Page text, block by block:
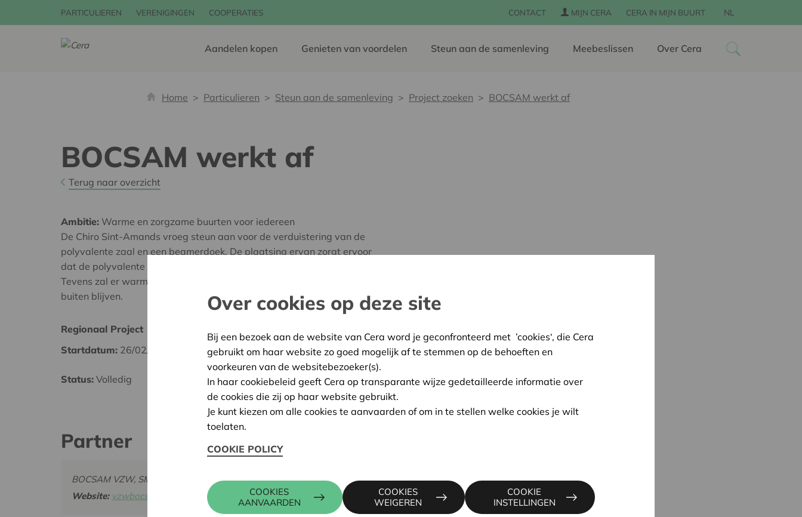
PARTICULIEREN VERENIGINGEN COOPERATIES CONTACT MIJN CERA CERA IN MIJN BUURT NL
Aandelen kopen Genieten van voordelen Steun aan de samenleving Meebeslissen Over Cera
Home Particulieren Steun aan de samenleving Project zoeken BOCSAM werkt af
BOCSAM werkt af
Terug naar overzicht
Ambitie: Warme en zorgzame buurten voor iedereen
De Chiro Sint-Amands vroeg steun aan voor de verduistering van de
polyvalente zaal en een beamerdoek. De plaatsing ervan zorgt ervoor
dat de polyvalente zaal veilig en efficiënt zal kunnen worden gebruikt.
Tevens zal er warmtewinst in de winter zijn en in de zomer zal de warmte
buiten blijven.
Regionaal Project
Startdatum: 26/02/2025
Status: Volledig
Datum:26/02/2025
Beslissing:Goedgekeurd
Partner
BOCSAM VZW, SMISSEN 2 C, 2980 ZOERSEL
Website: vzwbocsam.weebly.com/contact.html
KRIS DEBRUYNE
016 27 96 74
kris.debruyne@cera.coop
Over cookies op deze site
Bij een bezoek aan de website van Cera word je geconfronteerd met ’cookies‘, die Cera
gebruikt om haar website zo goed mogelijk af te stemmen op de behoeften en
voorkeuren van de websitebezoeker(s).
In haar cookiebeleid geeft Cera op transparante wijze gedetailleerde informatie over
de cookies die zij op haar website gebruikt.
Je kunt kiezen om alle cookies te aanvaarden of om in te stellen welke cookies je wilt
toelaten.
COOKIE POLICY
COOKIES
AANVAARDEN
COOKIES
WEIGEREN
COOKIE
INSTELLINGEN